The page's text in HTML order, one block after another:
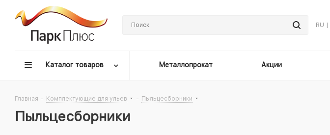
RU |
Каталог товаров Металлопрокат Акции
Главная - Комплектующие для ульев - Пыльцесборники
Пыльцесборники